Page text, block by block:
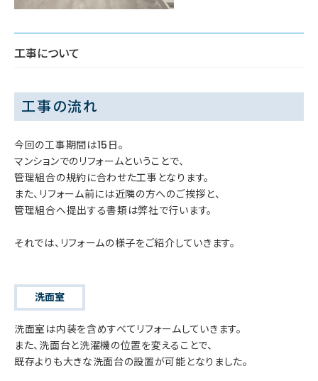
工事について
工事の流れ
今回の工事期間は15日。
マンションでのリフォームということで、
管理組合の規約に合わせた工事となります。
また、リフォーム前には近隣の方へのご挨拶と、
管理組合へ提出する書類は弊社で行います。
それでは、リフォームの様子をご紹介していきます。
洗面室
洗面室は内装を含めすべてリフォームしていきます。
また、洗面台と洗濯機の位置を変えることで、
既存よりも大きな洗面台の設置が可能となりました。